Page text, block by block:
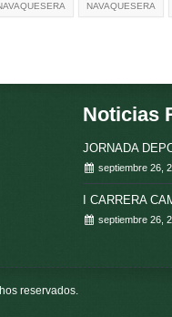
NAVAQUESERA
Noticias
JORNADA
septiembre 26,
I CARRERA
septiembre 26,
reservados.